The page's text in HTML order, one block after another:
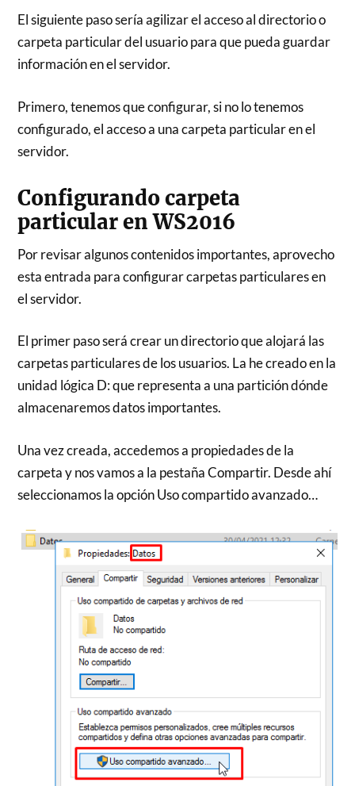
El siguiente paso sería agilizar el acceso al directorio o
carpeta particular del usuario para que pueda guardar
información en el servidor.
Primero, tenemos que configurar, si no lo tenemos
configurado, el acceso a una carpeta particular en el
servidor.
Configurando carpeta
particular en WS2016
Por revisar algunos contenidos importantes, aprovecho
esta entrada para configurar carpetas particulares en
el servidor.
El primer paso será crear un directorio que alojará las
carpetas particulares de los usuarios. La he creado en la
unidad lógica D: que representa a una partición dónde
almacenaremos datos importantes.
Una vez creada, accedemos a propiedades de la
carpeta y nos vamos a la pestaña Compartir. Desde ahí
seleccionamos la opción Uso compartido avanzado…